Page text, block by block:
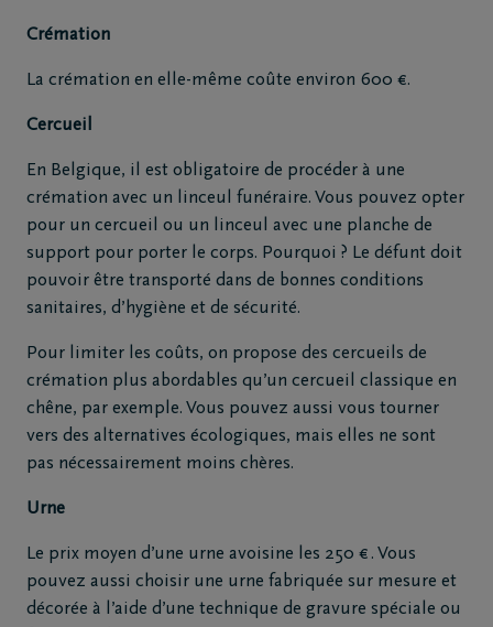
Crémation
La crémation en elle-même coûte environ 600 €.
Cercueil
En Belgique, il est obligatoire de procéder à une
crémation avec un linceul funéraire. Vous pouvez opter
pour un cercueil ou un linceul avec une planche de
support pour porter le corps. Pourquoi ? Le défunt doit
pouvoir être transporté dans de bonnes conditions
sanitaires, d’hygiène et de sécurité.
Pour limiter les coûts, on propose des cercueils de
crémation plus abordables qu’un cercueil classique en
chêne, par exemple. Vous pouvez aussi vous tourner
vers des alternatives écologiques, mais elles ne sont
pas nécessairement moins chères.
Urne
Le prix moyen d’une urne avoisine les 250 € . Vous
pouvez aussi choisir une urne fabriquée sur mesure et
décorée à l’aide d’une technique de gravure spéciale ou